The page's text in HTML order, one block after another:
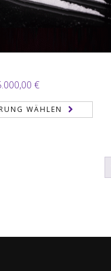
€Preisspanne:
250,00 €
bis
WÄHLEN